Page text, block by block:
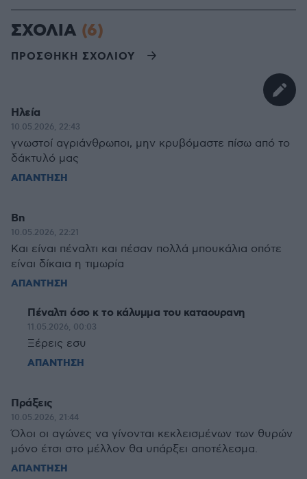
ΣΧΟΛΙΑ (6)
ΠΡΟΣΘΗΚΗ ΣΧΟΛΙΟΥ
Ηλεία
10.05.2026, 22:43
γνωστοί αγριάνθρωποι, μην κρυβόμαστε πίσω από το
δάκτυλό μας
ΑΠΑΝΤΗΣΗ
Bn
10.05.2026, 22:21
Και είναι πέναλτι και πέσαν πολλά μπουκάλια οπότε
είναι δίκαια η τιμωρία
ΑΠΑΝΤΗΣΗ
Πέναλτι όσο κ το κάλυμμα του καταουρανη
11.05.2026, 00:03
Ξέρεις εσυ
ΑΠΑΝΤΗΣΗ
Πράξεις
10.05.2026, 21:44
Όλοι οι αγώνες να γίνονται κεκλεισμένων των θυρών
μόνο έτσι στο μέλλον θα υπάρξει αποτέλεσμα.
ΑΠΑΝΤΗΣΗ